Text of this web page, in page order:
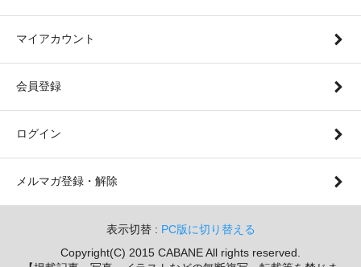
マイアカウント
会員登録
ログイン
メルマガ登録・解除
表示切替 : PC版に切り替える
Copyright(C) 2015 CABANE All rights reserved.